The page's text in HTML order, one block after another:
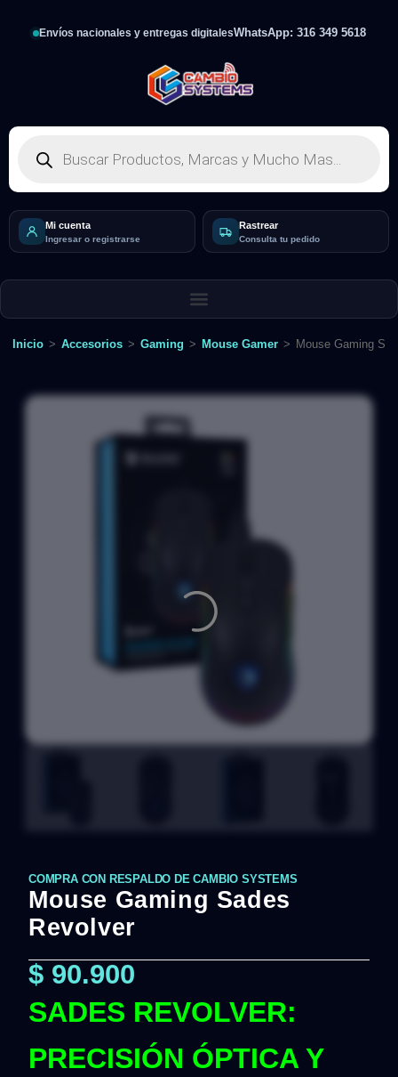
Envíos nacionales y entregas digitalesWhatsApp: 316 349 5618
Mi cuenta
Ingresar o registrarse
Rastrear
Consulta tu pedido
Inicio > Accesorios > Gaming > Mouse Gamer > Mouse Gaming
COMPRA CON RESPALDO DE CAMBIO SYSTEMS
Mouse Gaming Sades
Revolver
$ 90.900
SADES REVOLVER:
PRECISIÓN ÓPTICA Y